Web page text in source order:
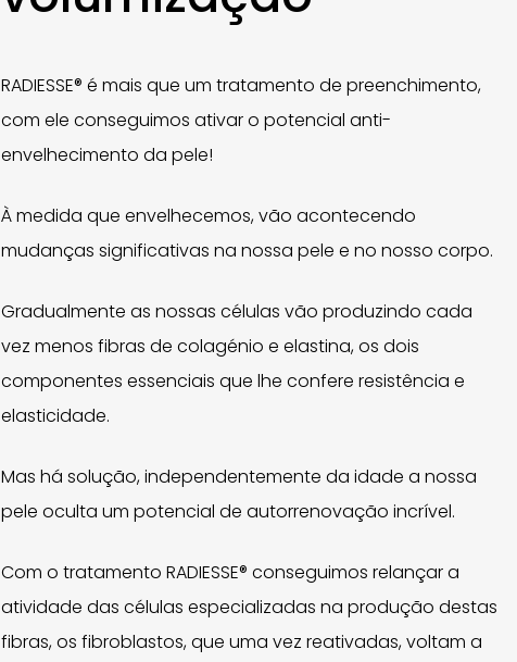
RADIESSE® é mais que um tratamento de preenchimento,
com ele conseguimos ativar o potencial anti-
envelhecimento da pele!
À medida que envelhecemos, vão acontecendo
mudanças significativas na nossa pele e no nosso corpo.
Gradualmente as nossas células vão produzindo cada
vez menos fibras de colagénio e elastina, os dois
componentes essenciais que lhe confere resistência e
elasticidade.
Mas há solução, independentemente da idade a nossa
pele oculta um potencial de autorrenovação incrível.
Com o tratamento RADIESSE® conseguimos relançar a
atividade das células especializadas na produção destas
fibras, os fibroblastos, que uma vez reativadas, voltam a